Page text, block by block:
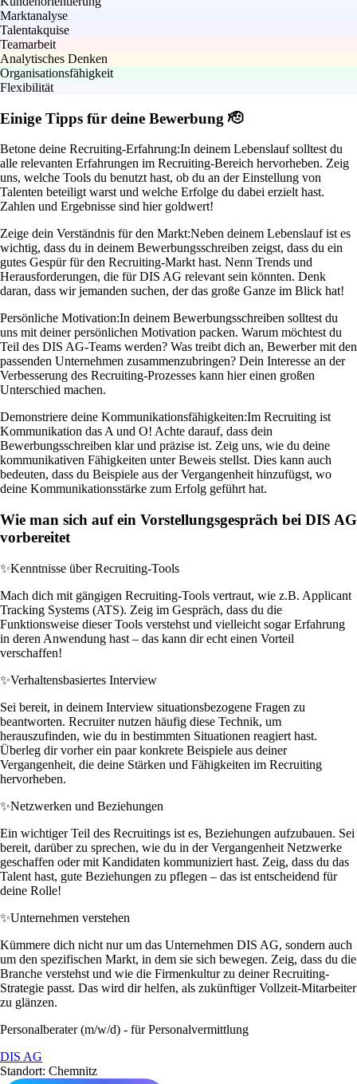
Marktanalyse
Talentakquise
Teamarbeit
Analytisches Denken
Organisationsfähigkeit
Flexibilität
Einige Tipps für deine Bewerbung 🫡
Betone deine Recruiting-Erfahrung:In deinem Lebenslauf solltest du
alle relevanten Erfahrungen im Recruiting-Bereich hervorheben. Zeig
uns, welche Tools du benutzt hast, ob du an der Einstellung von
Talenten beteiligt warst und welche Erfolge du dabei erzielt hast.
Zahlen und Ergebnisse sind hier goldwert!
Zeige dein Verständnis für den Markt:Neben deinem Lebenslauf ist es
wichtig, dass du in deinem Bewerbungsschreiben zeigst, dass du ein
gutes Gespür für den Recruiting-Markt hast. Nenn Trends und
Herausforderungen, die für DIS AG relevant sein könnten. Denk
daran, dass wir jemanden suchen, der das große Ganze im Blick hat!
Persönliche Motivation:In deinem Bewerbungsschreiben solltest du
uns mit deiner persönlichen Motivation packen. Warum möchtest du
Teil des DIS AG-Teams werden? Was treibt dich an, Bewerber mit den
passenden Unternehmen zusammenzubringen? Dein Interesse an der
Verbesserung des Recruiting-Prozesses kann hier einen großen
Unterschied machen.
Demonstriere deine Kommunikationsfähigkeiten:Im Recruiting ist
Kommunikation das A und O! Achte darauf, dass dein
Bewerbungsschreiben klar und präzise ist. Zeig uns, wie du deine
kommunikativen Fähigkeiten unter Beweis stellst. Dies kann auch
bedeuten, dass du Beispiele aus der Vergangenheit hinzufügst, wo
deine Kommunikationsstärke zum Erfolg geführt hat.
Wie man sich auf ein Vorstellungsgespräch bei DIS AG
vorbereitet
✨Kenntnisse über Recruiting-Tools
Mach dich mit gängigen Recruiting-Tools vertraut, wie z.B. Applicant
Tracking Systems (ATS). Zeig im Gespräch, dass du die
Funktionsweise dieser Tools verstehst und vielleicht sogar Erfahrung
in deren Anwendung hast – das kann dir echt einen Vorteil
verschaffen!
✨Verhaltensbasiertes Interview
Sei bereit, in deinem Interview situationsbezogene Fragen zu
beantworten. Recruiter nutzen häufig diese Technik, um
herauszufinden, wie du in bestimmten Situationen reagiert hast.
Überleg dir vorher ein paar konkrete Beispiele aus deiner
Vergangenheit, die deine Stärken und Fähigkeiten im Recruiting
hervorheben.
✨Netzwerken und Beziehungen
Ein wichtiger Teil des Recruitings ist es, Beziehungen aufzubauen. Sei
bereit, darüber zu sprechen, wie du in der Vergangenheit Netzwerke
geschaffen oder mit Kandidaten kommuniziert hast. Zeig, dass du das
Talent hast, gute Beziehungen zu pflegen – das ist entscheidend für
deine Rolle!
✨Unternehmen verstehen
Kümmere dich nicht nur um das Unternehmen DIS AG, sondern auch
um den spezifischen Markt, in dem sie sich bewegen. Zeig, dass du die
Branche verstehst und wie die Firmenkultur zu deiner Recruiting-
Strategie passt. Das wird dir helfen, als zukünftiger Vollzeit-Mitarbeiter
zu glänzen.
Personalberater (m/w/d) - für Personalvermittlung
DIS AG
Standort: Chemnitz